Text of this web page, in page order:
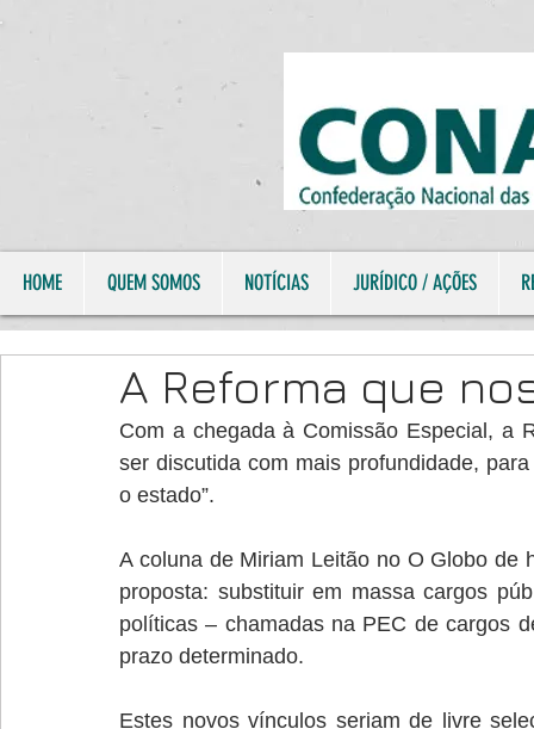
HOME QUEM SOMOS NOTÍCIAS JURÍDICO / AÇÕES
A Reforma que
Com a chegada à Comissão Especial, a
ser discutida com mais profundidade,
o estado”.
A coluna de Miriam Leitão no O Globo de
proposta: substituir em massa cargos
políticas – chamadas na PEC de cargos
prazo determinado.
Estes novos vínculos seriam de livre